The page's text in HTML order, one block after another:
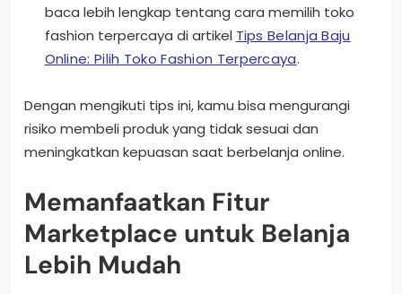
baca lebih lengkap tentang cara memilih toko
fashion terpercaya di artikel Tips Belanja Baju
Online: Pilih Toko Fashion Terpercaya.
Dengan mengikuti tips ini, kamu bisa mengurangi
risiko membeli produk yang tidak sesuai dan
meningkatkan kepuasan saat berbelanja online.
Memanfaatkan Fitur
Marketplace untuk Belanja
Lebih Mudah